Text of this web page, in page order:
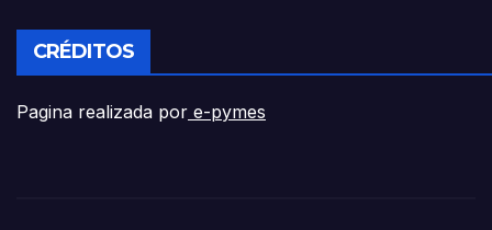
CRÉDITOS
Pagina realizada por e-pymes